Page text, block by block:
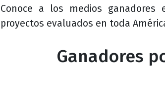
Conoce a los medios ganadores
proyectos evaluados en toda
Ganadores